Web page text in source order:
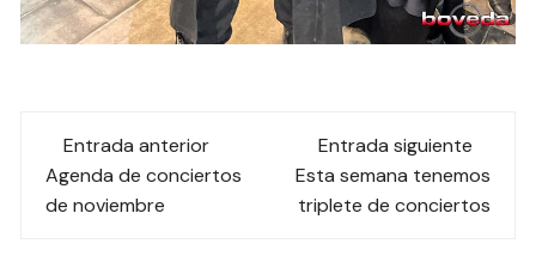
Navegación
de
Entrada anterior
Agenda de conciertos
de noviembre
Entrada siguiente
Esta semana tenemos
triplete de conciertos